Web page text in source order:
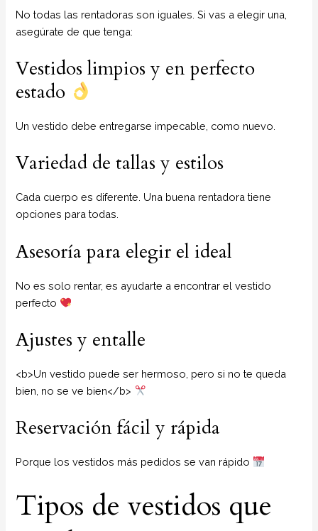
No todas las rentadoras son iguales. Si vas a elegir una,
asegúrate de que tenga:
Vestidos limpios y en perfecto
estado
Un vestido debe entregarse impecable, como nuevo.
Variedad de tallas y estilos
Cada cuerpo es diferente. Una buena rentadora tiene
opciones para todas.
Asesoría para elegir el ideal
No es solo rentar, es ayudarte a encontrar el vestido
perfecto
Ajustes y entalle
<b>Un vestido puede ser hermoso, pero si no te queda
bien, no se ve bien</b>
Reservación fácil y rápida
Porque los vestidos más pedidos se van rápido
Tipos de vestidos que